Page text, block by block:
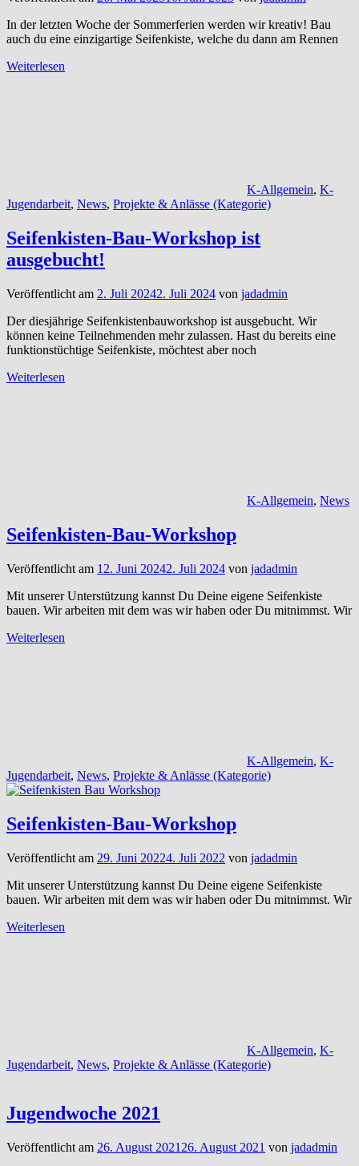
In der letzten Woche der Sommerferien werden wir kreativ! Bau
auch du eine einzigartige Seifenkiste, welche du dann am Rennen
Weiterlesen
K-Allgemein, K-
Jugendarbeit, News, Projekte & Anlässe (Kategorie)
Seifenkisten-Bau-Workshop ist
ausgebucht!
Veröffentlicht am 2. Juli 20242. Juli 2024 von jadadmin
Der diesjährige Seifenkistenbauworkshop ist ausgebucht. Wir
können keine Teilnehmenden mehr zulassen. Hast du bereits eine
funktionstüchtige Seifenkiste, möchtest aber noch
Weiterlesen
K-Allgemein, News
Seifenkisten-Bau-Workshop
Veröffentlicht am 12. Juni 20242. Juli 2024 von jadadmin
Mit unserer Unterstützung kannst Du Deine eigene Seifenkiste
bauen. Wir arbeiten mit dem was wir haben oder Du mitnimmst. Wir
Weiterlesen
K-Allgemein, K-
Jugendarbeit, News, Projekte & Anlässe (Kategorie)
Seifenkisten-Bau-Workshop
Veröffentlicht am 29. Juni 20224. Juli 2022 von jadadmin
Mit unserer Unterstützung kannst Du Deine eigene Seifenkiste
bauen. Wir arbeiten mit dem was wir haben oder Du mitnimmst. Wir
Weiterlesen
K-Allgemein, K-
Jugendarbeit, News, Projekte & Anlässe (Kategorie)
Jugendwoche 2021
Veröffentlicht am 26. August 2021 26. August 2021 von jadadmin